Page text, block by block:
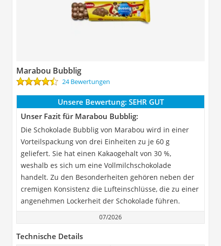
Marabou Bubblig
24 Bewertungen
Unsere Bewertung: SEHR GUT
Unser Fazit für Marabou Bubblig:
Die Schokolade Bubblig von Marabou wird in einer
Vorteilspackung von drei Einheiten zu je 60 g
geliefert. Sie hat einen Kakaogehalt von 30 %,
weshalb es sich um eine Vollmilchschokolade
handelt. Zu den Besonderheiten gehören neben der
cremigen Konsistenz die Lufteinschlüsse, die zu einer
angenehmen Lockerheit der Schokolade führen.
07/2026
Technische Details